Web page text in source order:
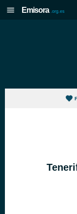
Emisora .org.es